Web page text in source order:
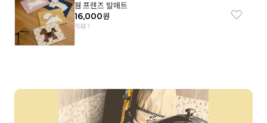
웜 프렌즈 발매트
16,000원
리뷰 1